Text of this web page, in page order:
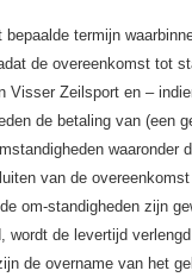
termijn
de overeenkomst tot
Zeilsport en –
de betaling van (een
waaronder
van de
om-standigheden zijn
de levertijd
de overname van het